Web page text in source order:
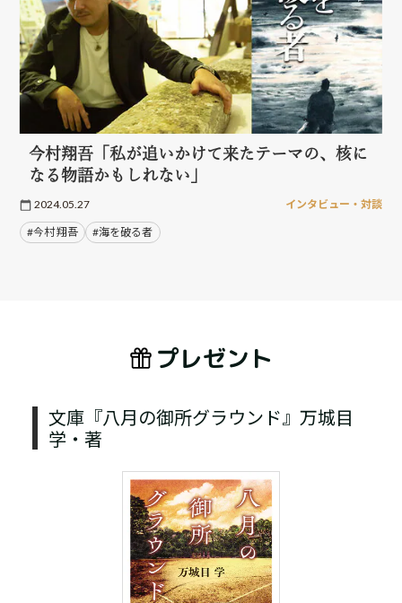
今村翔吾「私が追いかけて来たテーマの、核に
なる物語かもしれない」
2024.05.27 インタビュー・対談
#今村 翔吾 #海を破る者
プレゼント
文庫『八月の御所グラウンド』万城目
学・著